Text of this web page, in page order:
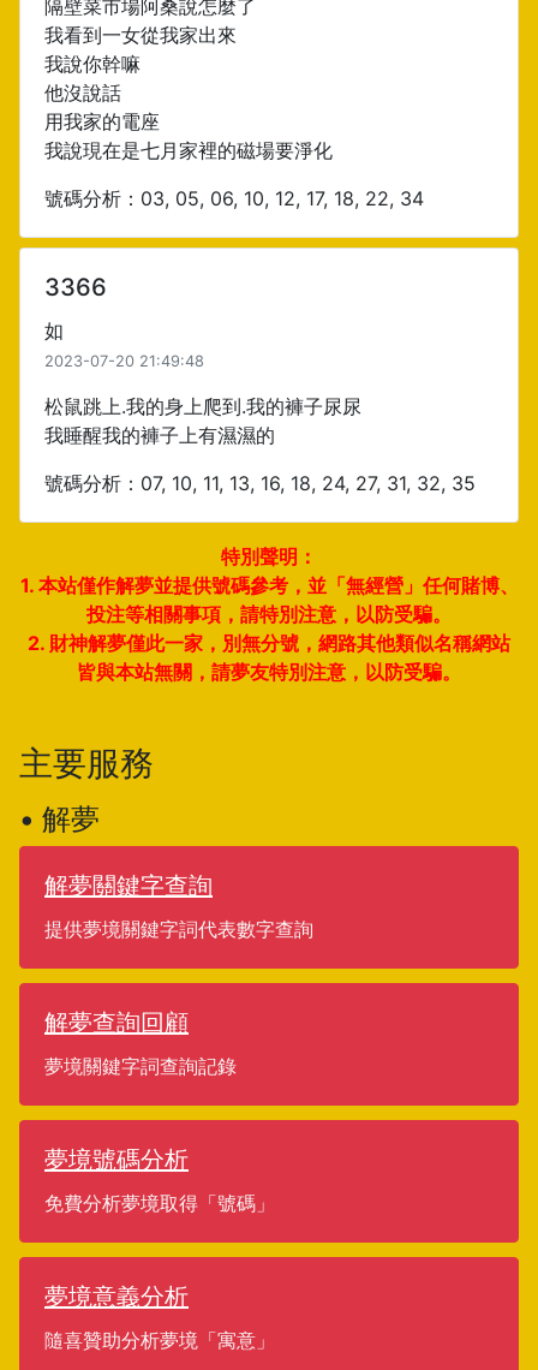
隔壁菜市場阿桑說怎麼了
我看到一女從我家出來
我說你幹嘛
他沒說話
用我家的電座
我說現在是七月家裡的磁場要淨化
號碼分析：03, 05, 06, 10, 12, 17, 18, 22, 34
3366
如
2023-07-20 21:49:48
松鼠跳上.我的身上爬到.我的褲子尿尿
我睡醒我的褲子上有濕濕的
號碼分析：07, 10, 11, 13, 16, 18, 24, 27, 31, 32, 35
特別聲明：
1. 本站僅作解夢並提供號碼參考，並「無經營」任何賭博、
投注等相關事項，請特別注意，以防受騙。
2. 財神解夢僅此一家，別無分號，網路其他類似名稱網站
皆與本站無關，請夢友特別注意，以防受騙。
主要服務
• 解夢
解夢關鍵字查詢
提供夢境關鍵字詞代表數字查詢
解夢查詢回顧
夢境關鍵字詞查詢記錄
夢境號碼分析
免費分析夢境取得「號碼」
夢境意義分析
隨喜贊助分析夢境「寓意」